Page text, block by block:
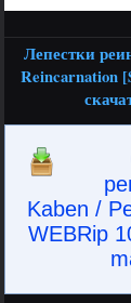
Лепестки
Reincarnation
Kaben /
WEBRip